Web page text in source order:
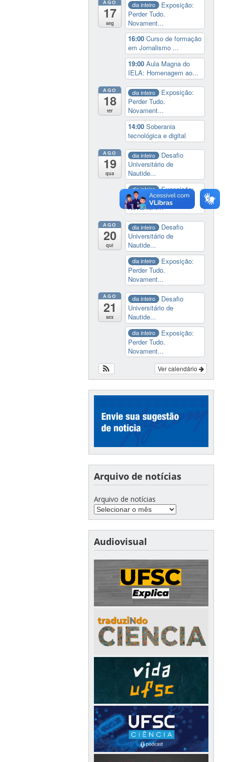
AGO
17
seg
dia inteiro
Exposição:
Perder Tudo.
Novament...
16:00Curso de formação
em Jornalismo ...
19:00Aula Magna do
IELA: Homenagem ao...
AGO
18
ter
dia inteiro
Exposição:
Perder Tudo.
Novament...
14:00Soberania
tecnológica e digital
AGO
19
qua
dia inteiro
Desafio
Universitário de
Nautide...
dia inteiro
Exposição:
Perder Tudo.
Novament...
AGO
20
qui
dia inteiro
Desafio
Universitário de
Nautide...
dia inteiro
Exposição:
Perder Tudo.
Novament...
AGO
21
sex
dia inteiro
Desafio
Universitário de
Nautide...
dia inteiro
Exposição:
Perder Tudo.
Novament...
Ver calendário
Arquivo de notícias
Arquivo de notícias
Audiovisual